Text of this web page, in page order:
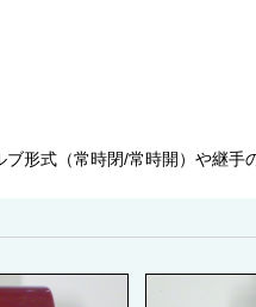
形式（常時閉/常時開）や継手